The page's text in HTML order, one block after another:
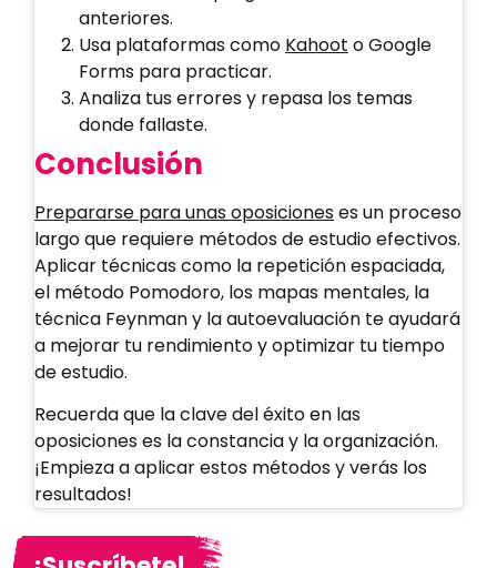
anteriores.
Usa plataformas como Kahoot o Google
Forms para practicar.
Analiza tus errores y repasa los temas
donde fallaste.
Conclusión
Prepararse para unas oposicioneses un proceso
largo que requiere métodos de estudio efectivos.
Aplicar técnicas como la repetición espaciada,
el método Pomodoro, los mapas mentales, la
técnica Feynman y la autoevaluación te ayudará
a mejorar tu rendimiento y optimizar tu tiempo
de estudio.
Recuerda que la clave del éxito en las
oposiciones es la constancia y la organización.
¡Empieza a aplicar estos métodos y verás los
resultados!